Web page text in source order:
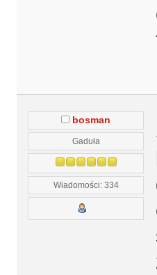
bosman
Gaduła
Wiadomości: 334